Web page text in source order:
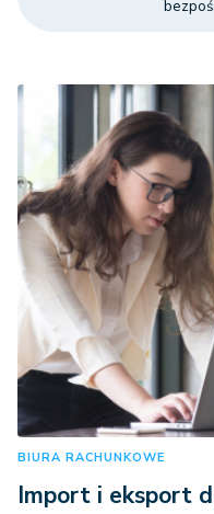
BIURA RACHUNKOWE
Import i eksport